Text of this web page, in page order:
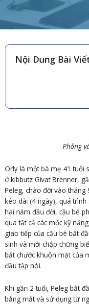
Nội Dung Bài
Phỏng
Orly là một bà mẹ 41 tuổi
ở kibbutz Givat Brenner,
Peleg, chào đời vào tháng
kéo dài (4 ngày), quá
hai năm đầu đời, cậu bé
qua tất cả các mốc kỹ
giao tiếp của cậu bé bắt
sinh và mới chập chững
bắt chước khuôn mặt của
đầu tập nói.
Khi gần 2 tuổi, Peleg bắt
bằng mắt và sử dụng từ